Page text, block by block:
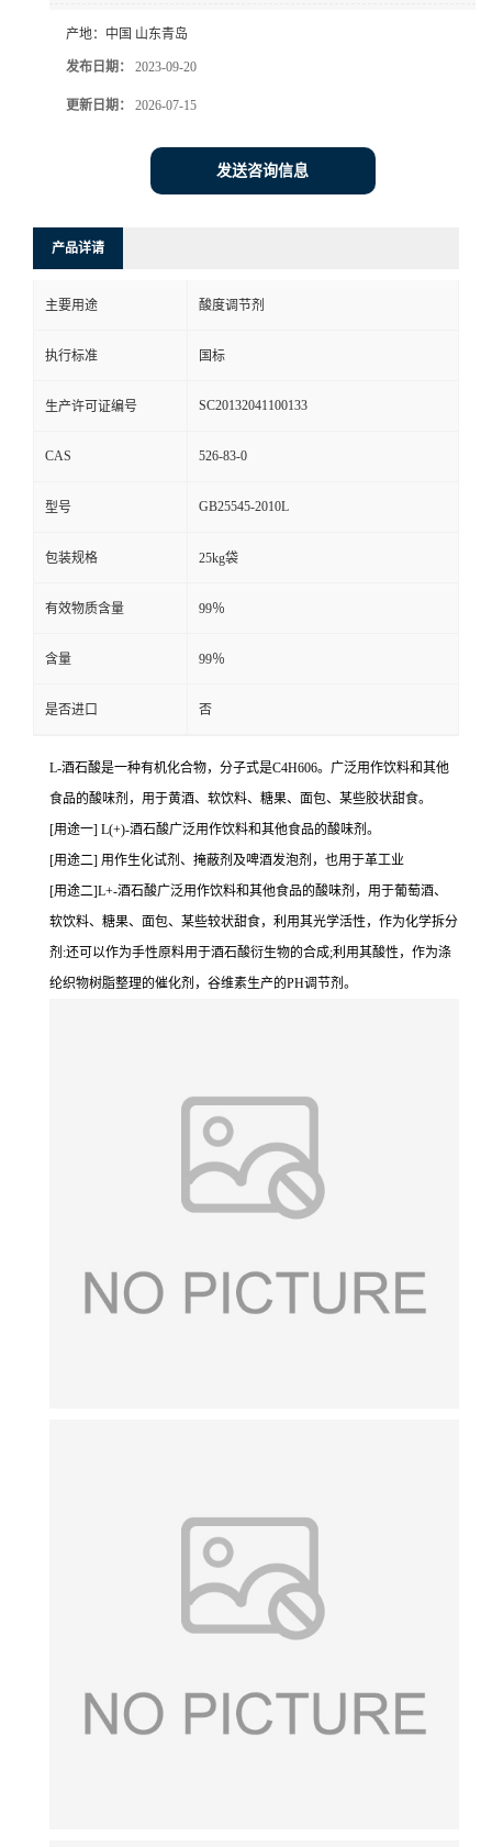
产地： 中国 山东青岛
发布日期： 2023-09-20
更新日期： 2026-07-15
发送咨询信息
产品详请
主要用途 酸度调节剂
执行标准 国标
生产许可证编号 SC20132041100133
CAS 526-83-0
型号 GB25545-2010L
包装规格 25kg袋
有效物质含量 99％
含量 99％
是否进口 否
L-酒石酸是一种有机化合物，分子式是C4H606。广泛用作饮料和其他
食品的酸味剂，用于黄酒、软饮料、糖果、面包、某些胶状甜食。
[用途一] L(+)-酒石酸广泛用作饮料和其他食品的酸味剂。
[用途二] 用作生化试剂、掩蔽剂及啤酒发泡剂，也用于革工业
[用途二]L+-酒石酸广泛用作饮料和其他食品的酸味剂，用于葡萄酒、
软饮料、糖果、面包、某些较状甜食，利用其光学活性，作为化学拆分
剂:还可以作为手性原料用于酒石酸衍生物的合成;利用其酸性，作为涤
纶织物树脂整理的催化剂，谷维素生产的PH调节剂。